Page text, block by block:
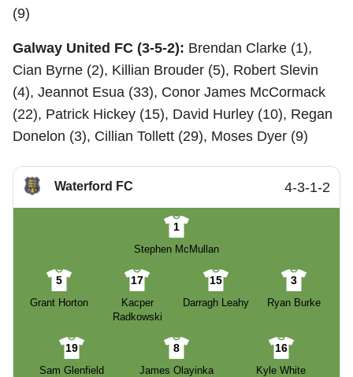
(9)
Galway United FC (3-5-2): Brendan Clarke (1),
Cian Byrne (2), Killian Brouder (5), Robert Slevin
(4), Jeannot Esua (33), Conor James McCormack
(22), Patrick Hickey (15), David Hurley (10), Regan
Donelon (3), Cillian Tollett (29), Moses Dyer (9)
Waterford FC 4-3-1-2
1
Stephen McMullan
5
Grant Horton
17
Kacper
Radkowski
15
Darragh Leahy
3
Ryan Burke
19
Sam Glenfield
8
James Olayinka
16
Kyle White